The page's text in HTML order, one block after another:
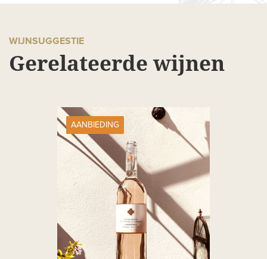
WIJNSUGGESTIE
Gerelateerde wijnen
AANBIEDING